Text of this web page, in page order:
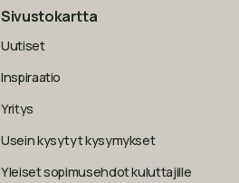
Sivustokartta
Uutiset
Inspiraatio
Yritys
Usein kysytyt kysymykset
Yleiset sopimusehdot kuluttajille